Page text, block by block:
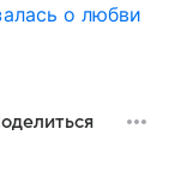
о любви